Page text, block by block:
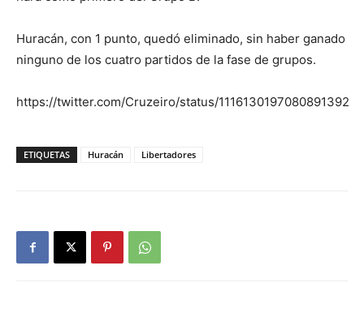
Huracán, con 1 punto, quedó eliminado, sin haber ganado
ninguno de los cuatro partidos de la fase de grupos.
https://twitter.com/Cruzeiro/status/1116130197080891392
ETIQUETAS Huracán Libertadores